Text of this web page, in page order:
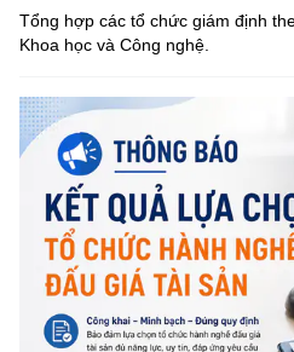
Tổng hợp các tổ chức giám định
Khoa học và Công nghệ.